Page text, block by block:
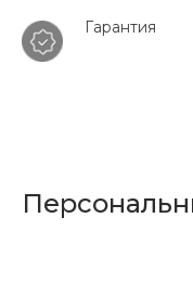
Гарантия